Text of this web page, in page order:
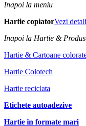
Inapoi la meniu
Hartie copiatorVezi
Inapoi la Hartie &
Hartie & Cartoane
Hartie Colotech
Hartie reciclata
Etichete autoadezive
Hartie in formate mari